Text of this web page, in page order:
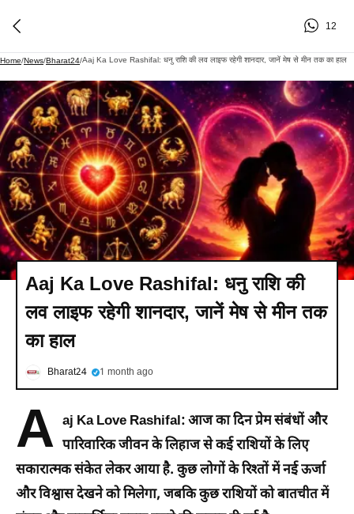
12
Home/News/Bharat24/Aaj Ka Love Rashifal: धनु राशि की लव लाइफ रहेगी शानदार, जानें मेष से मीन तक का हाल
Aaj Ka Love Rashifal: धनु राशि की
लव लाइफ रहेगी शानदार, जानें मेष से मीन तक
का हाल
Bharat24 1 month ago
A aj Ka Love Rashifal:आज का दिन प्रेम संबंधों और
पारिवारिक जीवन के लिहाज से कई राशियों के लिए
सकारात्मक संकेत लेकर आया है. कुछ लोगों के रिश्तों में नई ऊर्जा
और विश्वास देखने को मिलेगा, जबकि कुछ राशियों को बातचीत में